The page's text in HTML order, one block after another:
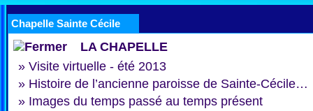
Chapelle Sainte Cécile
LA CHAPELLE
» Visite virtuelle - été 2013
» Histoire de l’ancienne paroisse de Sainte-Cécile…
» Images du temps passé au temps présent